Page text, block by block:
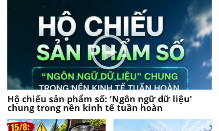
Hộ chiếu sản phẩm số: 'Ngôn ngữ dữ liệu'
chung trong nền kinh tế tuần hoàn